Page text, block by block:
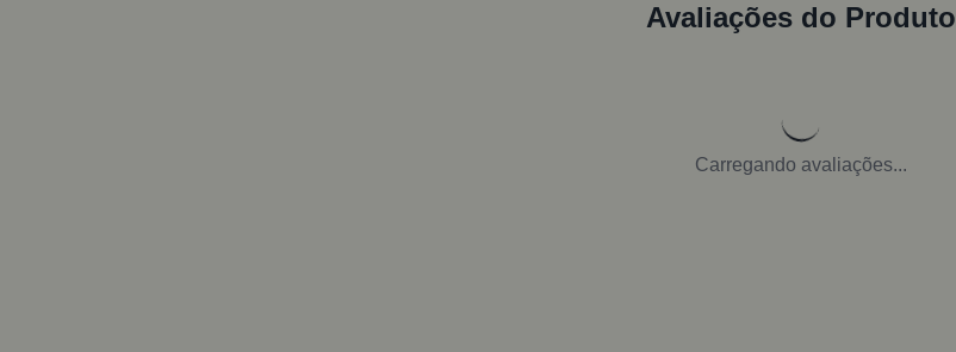
Avaliações do Produto
Carregando avaliações...